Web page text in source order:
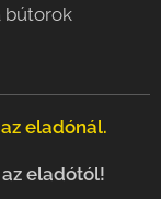
bútorok
eladónál.
eladótól!